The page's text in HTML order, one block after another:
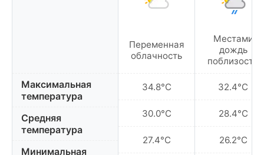
Максимальная
температура
Средняя
температура
Минимальная
Переменная
облачность
34.8°C
30.0°C
27.4°C
Местами
дождь
поблизости
32.4°C
28.4°C
26.2°C